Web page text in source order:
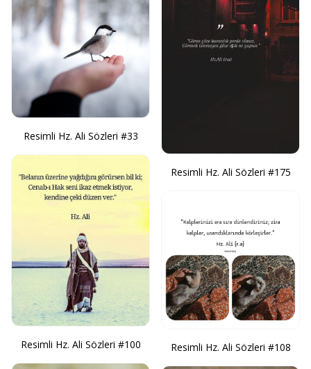
Resimli Hz. Ali Sözleri #33
Resimli Hz. Ali Sözleri #100
Resimli Hz. Ali Sözleri #175
Resimli Hz. Ali Sözleri #108